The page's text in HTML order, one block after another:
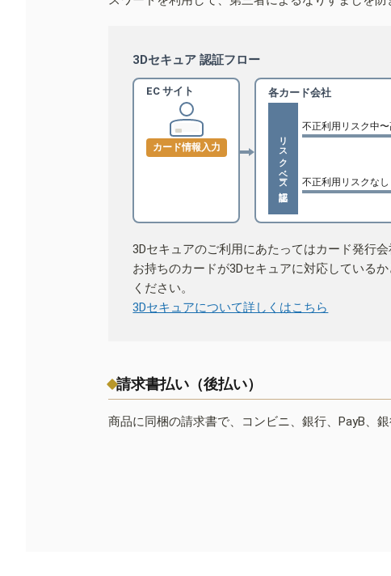
3Dセキュア 認証フロー
EC サイト
カード情報入力
各カード会社
リスクベース認証
不正利用リスク中
不正利用リスクなし
3Dセキュアのご利用にあたってはカード発行
お持ちのカードが3Dセキュアに対応している
ください。
3Dセキュアについて詳しくはこちら
請求書払い（後払い）
商品に同梱の請求書で、コンビニ、銀行、PayB、